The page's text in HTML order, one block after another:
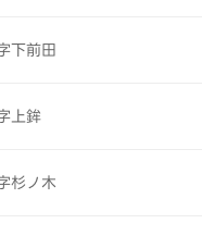
下前田
上鉾
杉ノ木